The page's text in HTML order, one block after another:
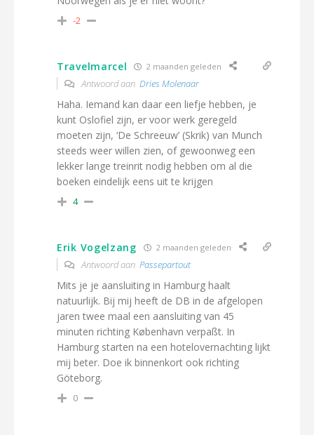
-2
Travelmarcel 2 maanden geleden
Antwoord aan Dries Molenaar
Haha. Iemand kan daar een liefje hebben, je
kunt Oslofiel zijn, er voor werk geregeld
moeten zijn, ‘De Schreeuw’ (Skrik) van Munch
steeds weer willen zien, of gewoonweg een
lekker lange treinrit nodig hebben om al die
boeken eindelijk eens uit te krijgen
4
Erik Vogelzang 2 maanden geleden
Antwoord aan Passepartout
Mits je je aansluiting in Hamburg haalt
natuurlijk. Bij mij heeft de DB in de afgelopen
jaren twee maal een aansluiting van 45
minuten richting København verpaßt. In
Hamburg starten na een hotelovernachting lijkt
mij beter. Doe ik binnenkort ook richting
Göteborg.
0